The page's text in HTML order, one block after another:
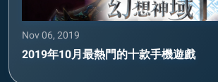
Nov 06, 2019
2019年10月最熱門的十款手機遊戲